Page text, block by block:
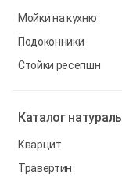
Мойки на кухню
Подоконники
Стойки ресепшн
Каталог
Кварцит
Травертин